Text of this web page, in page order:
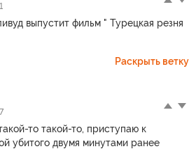
выпустит фильм " Турецкая резня
Раскрыть ветку
то такой-то, приступаю к
убитого двумя минутами ранее